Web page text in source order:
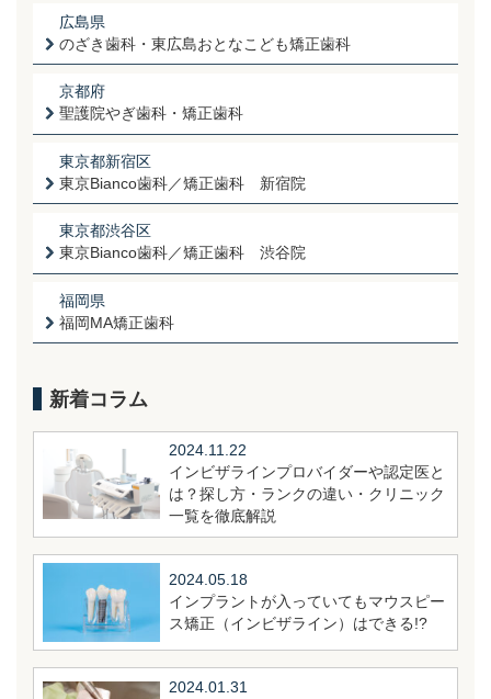
広島県
のざき歯科・東広島おとなこども矯正歯科
京都府
聖護院やぎ歯科・矯正歯科
東京都新宿区
東京Bianco歯科／矯正歯科 新宿院
東京都渋谷区
東京Bianco歯科／矯正歯科 渋谷院
福岡県
福岡MA矯正歯科
新着コラム
2024.11.22
インビザラインプロバイダーや認定医と
は？探し方・ランクの違い・クリニック
一覧を徹底解説
2024.05.18
インプラントが入っていてもマウスピー
ス矯正（インビザライン）はできる!?
2024.01.31